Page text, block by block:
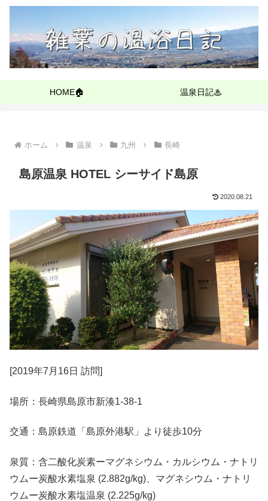
HOME🏠 温泉日記♨
ホーム 温泉 九州 長崎
島原温泉 HOTEL シーサイド島原
2020.08.21
[2019年7月16日 訪問]
場所：長崎県島原市新湊1-38-1
交通：島原鉄道「島原外港駅」より徒歩10分
泉質：含二酸化炭素ーマグネシウム・カルシウム・ナトリ
ウムー炭酸水素塩泉 (2.882g/kg)、マグネシウム・ナトリ
ウムー炭酸水素塩温泉 (2.225g/kg)